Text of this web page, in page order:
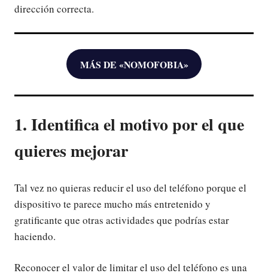
dirección correcta.
MÁS DE «NOMOFOBIA»
1. Identifica el motivo por el que
quieres mejorar
Tal vez no quieras reducir el uso del teléfono porque el
dispositivo te parece mucho más entretenido y
gratificante que otras actividades que podrías estar
haciendo.
Reconocer el valor de limitar el uso del teléfono es una